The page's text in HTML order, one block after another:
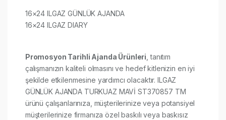
16×24 ILGAZ GÜNLÜK AJANDA
16×24 ILGAZ DIARY​​
Promosyon Tarihli Ajanda Ürünleri , tanıtım
çalışmanızın kaliteli olmasını ve hedef kitlenizin en iyi
şekilde etkilenmesine yardımcı olacaktır. ILGAZ
GÜNLÜK AJANDA TURKUAZ MAVİ ST370857 TM
ürünü çalışanlarınıza, müşterilerinize veya potansiyel
müşterilerinize firmanıza özel baskılı veya baskısız